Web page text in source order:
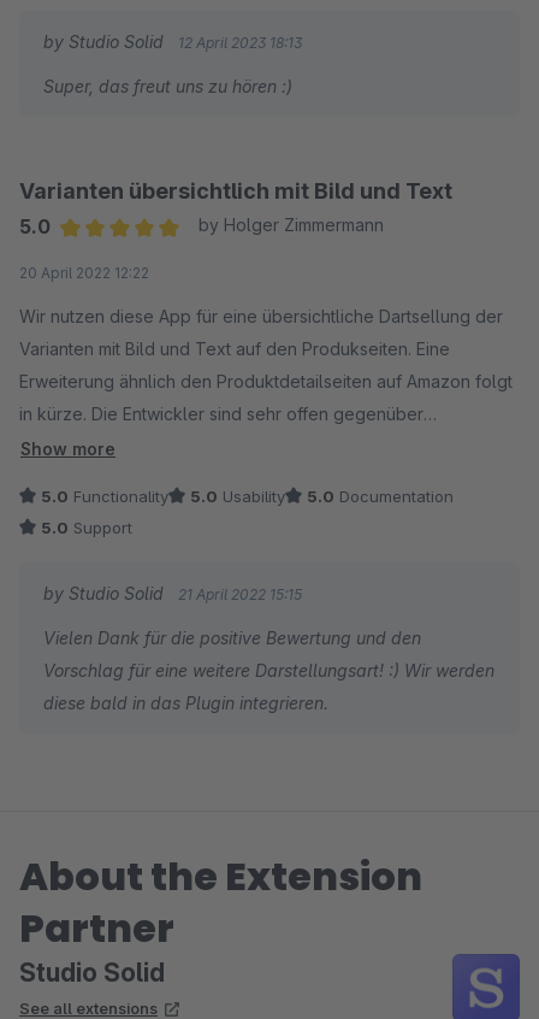
by Studio Solid 12 April 2023 18:13
Super, das freut uns zu hören :)
Varianten übersichtlich mit Bild und Text
5.0
by Holger Zimmermann
20 April 2022 12:22
Wir nutzen diese App für eine übersichtliche Dartsellung der
Varianten mit Bild und Text auf den Produkseiten. Eine
Erweiterung ähnlich den Produktdetailseiten auf Amazon folgt
in kürze. Die Entwickler sind sehr offen gegenüber
Erweiterungen und Anpassungen der App.
Show more
5.0 Functionality 5.0 Usability 5.0 Documentation
5.0 Support
by Studio Solid 21 April 2022 15:15
Vielen Dank für die positive Bewertung und den
Vorschlag für eine weitere Darstellungsart! :) Wir werden
diese bald in das Plugin integrieren.
About the Extension
Partner
Studio Solid
See all extensions